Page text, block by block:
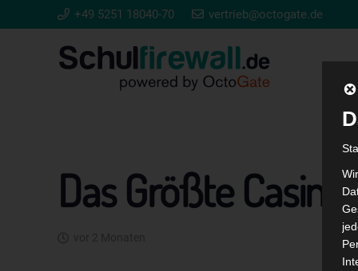
+49 5251 18040-70 vertrieb@octogate.de
Das Größte